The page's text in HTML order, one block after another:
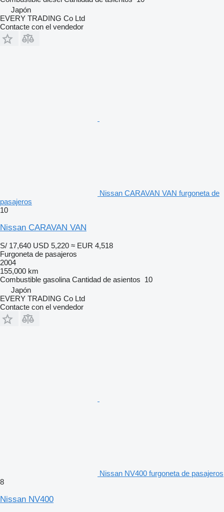
Japón
EVERY TRADING Co Ltd
Contacte con el vendedor
Nissan CARAVAN VAN furgoneta de
pasajeros
10
Nissan CARAVAN VAN
S/ 17,640 USD 5,220 ≈ EUR 4,518
Furgoneta de pasajeros
2004
155,000 km
Combustible gasolina Cantidad de asientos 10
Japón
EVERY TRADING Co Ltd
Contacte con el vendedor
Nissan NV400 furgoneta de pasajeros
8
Nissan NV400